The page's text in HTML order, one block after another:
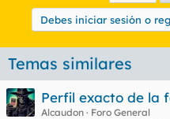
Debes iniciar sesión o
Temas similares
Perfil exacto de la
Alcaudon
Foro General